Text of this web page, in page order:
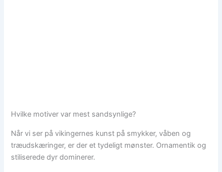
Hvilke motiver var mest sandsynlige?
Når vi ser på vikingernes kunst på smykker, våben og
træudskæringer, er der et tydeligt mønster. Ornamentik og
stiliserede dyr dominerer.